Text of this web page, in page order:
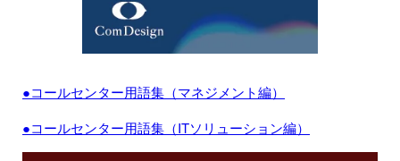
●コールセンター用語集（マネジメント編）
●コールセンター用語集（ITソリューション編）